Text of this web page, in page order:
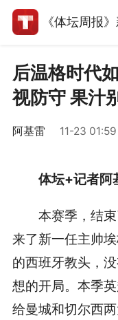
《体坛周报
后温格时代
视防守 果汁
阿基雷 11-23
体坛+记者阿
本赛季，结
来了新一任主帅
的西班牙教头，
想的开局。本季
给曼城和切尔西